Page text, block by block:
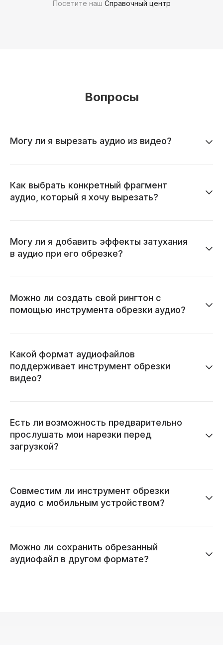
Посетите наш Справочный центр
Вопросы
Могу ли я вырезать аудио из видео?
Как выбрать конкретный фрагмент
аудио, который я хочу вырезать?
Могу ли я добавить эффекты затухания
в аудио при его обрезке?
Можно ли создать свой рингтон с
помощью инструмента обрезки аудио?
Какой формат аудиофайлов
поддерживает инструмент обрезки
видео?
Есть ли возможность предварительно
прослушать мои нарезки перед
загрузкой?
Совместим ли инструмент обрезки
аудио с мобильным устройством?
Можно ли сохранить обрезанный
аудиофайл в другом формате?